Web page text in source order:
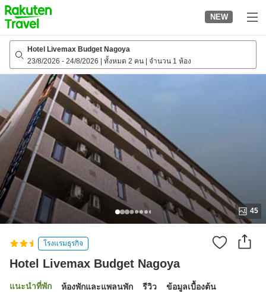
to
top
page
NEW
Hotel Livemax Budget Nagoya
23/8/2026 - 24/8/2026 ทั้งหมด 2 คน จำนวน 1 ห้อง
45
โรงแรมธุรกิจ
Hotel Livemax Budget Nagoya
แนะนำที่พัก ห้องพักและแพลนพัก รีวิว ข้อมูลเบื้องต้น